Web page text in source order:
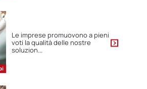
Le imprese promuovono a pieni
voti la qualità delle nostre
soluzion...